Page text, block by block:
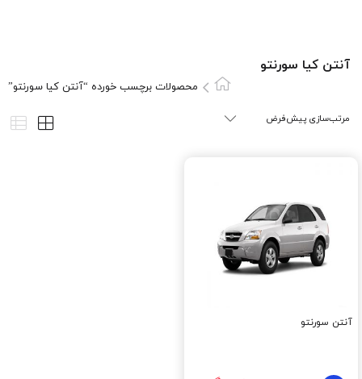
آنتن کيا سورنتو
محصولات برچسب خورده “آنتن کيا سورنتو”
آنتن سورنتو